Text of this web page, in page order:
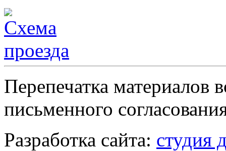
Перепечатка материалов
письменного
Разработка сайта: студия